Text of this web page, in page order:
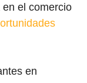
el comercio
en